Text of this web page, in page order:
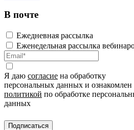
В почте
Ежедневная рассылка
Еженедельная рассылка
Я даю согласие на обработку
персональных данных и ознакомлен
политикой по обработке
данных
Подписаться